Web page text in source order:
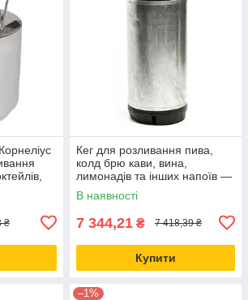
₴
Кег для розливання пива,
колд брю кави, вина,
лимонадів та інших напоїв —
19 л Cornelius Корнеліус
В наявності
7 344,21 ₴ 7 418,39 ₴
Купити
–1%